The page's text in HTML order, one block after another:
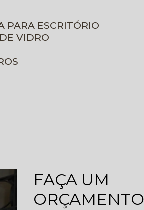
PARA ESCRITÓRIO
VIDRO
FAÇA UM
ORÇAMENTO